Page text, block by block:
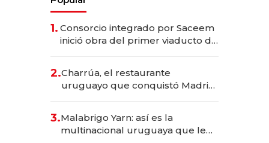
1. Consorcio integrado por Saceem
inició obra del primer viaducto de
millones
2.Charrúa, el restaurante
uruguayo que conquistó Madrid:
anticipación y prepara apertura
3.Malabrigo Yarn: así es la
multinacional uruguaya que le